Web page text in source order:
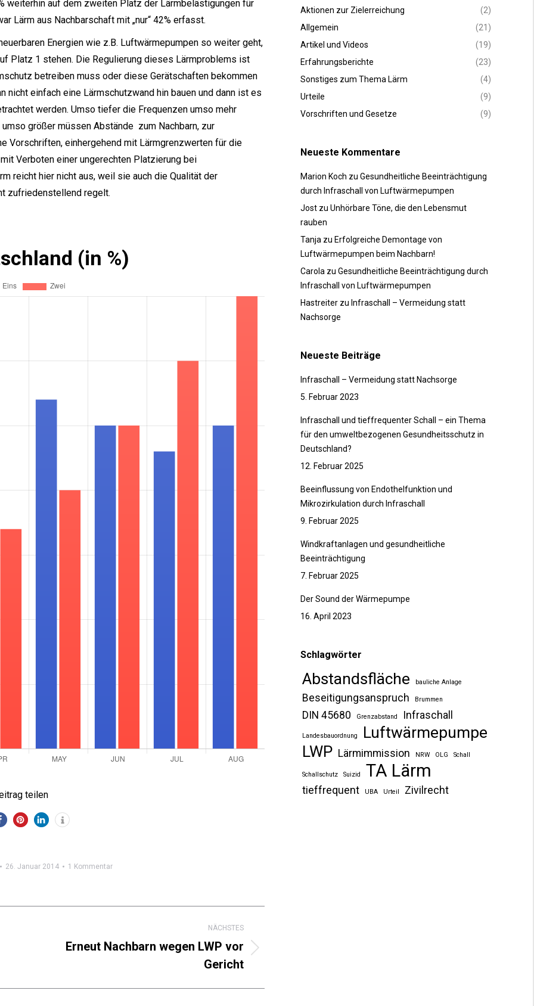
weiterhin auf dem zweiten Platz der Lärmbelästigungen für
Lärm aus Nachbarschaft mit „nur“ 42% erfasst.
Energien wie z.B. Luftwärmepumpen so weiter geht,
Platz 1 stehen. Die Regulierung dieses Lärmproblems ist
betreiben muss oder diese Gerätschaften bekommen
einfach eine Lärmschutzwand hin bauen und dann ist es
werden. Umso tiefer die Frequenzen umso mehr
größer müssen Abstände zum Nachbarn, zur
Vorschriften, einhergehend mit Lärmgrenzwerten für die
Verboten einer ungerechten Platzierung bei
reicht hier nicht aus, weil sie auch die Qualität der
zufriedenstellend regelt.
(in %)
teilen
26. Januar 2014 1 Kommentar
NÄCHSTES
Erneut Nachbarn wegen LWP vor
Gericht
Aktionen zur Zielerreichung
(2)
Allgemein
(21)
Artikel und Videos
(19)
Erfahrungsberichte
(23)
Sonstiges zum Thema Lärm
(4)
Urteile
(9)
Vorschriften und Gesetze
(9)
Neueste Kommentare
Marion Koch zu Gesundheitliche Beeinträchtigung
durch Infraschall von Luftwärmepumpen
Jost zu Unhörbare Töne, die den Lebensmut
rauben
Tanja zu Erfolgreiche Demontage von
Luftwärmepumpen beim Nachbarn!
Carola zu Gesundheitliche Beeinträchtigung durch
Infraschall von Luftwärmepumpen
Hastreiter zu Infraschall – Vermeidung statt
Nachsorge
Neueste Beiträge
Infraschall – Vermeidung statt Nachsorge
5. Februar 2023
Infraschall und tieffrequenter Schall – ein Thema
für den umweltbezogenen Gesundheitsschutz in
Deutschland?
12. Februar 2025
Beeinflussung von Endothelfunktion und
Mikrozirkulation durch Infraschall
9. Februar 2025
Windkraftanlagen und gesundheitliche
Beeinträchtigung
7. Februar 2025
Der Sound der Wärmepumpe
16. April 2023
Schlagwörter
Abstandsfläche bauliche Anlage
Beseitigungsanspruch Brummen
DIN 45680 Grenzabstand Infraschall
Landesbauordnung
Luftwärmepumpe
LWP Lärmimmission NRW OLG Schall
Schallschutz Suizid TA Lärm
tieffrequent UBA Urteil Zivilrecht